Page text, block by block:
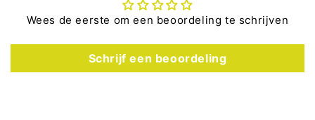
Wees de eerste om een beoordeling te schrijven
Schrijf een beoordeling